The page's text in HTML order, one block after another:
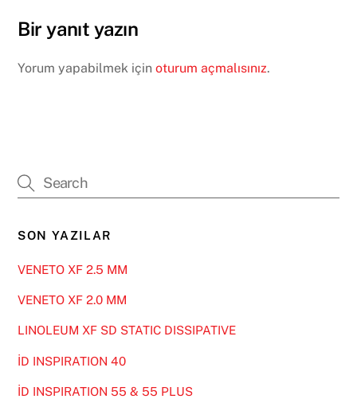
Bir yanıt yazın
Yorum yapabilmek içinoturum açmalısınız.
SON YAZILAR
VENETO XF 2.5 MM
VENETO XF 2.0 MM
LINOLEUM XF SD STATIC DISSIPATIVE
İD INSPIRATION 40
İD INSPIRATION 55 & 55 PLUS